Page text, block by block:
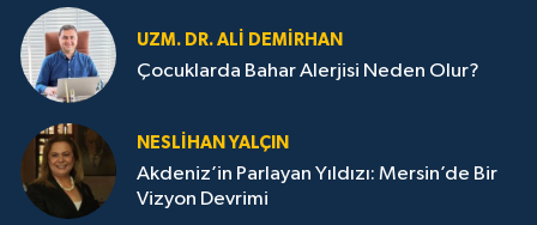
UZM. DR. ALI DEMİRHAN
Çocuklarda Bahar Alerjisi Neden Olur?
NESLIHAN YALÇIN
Akdeniz’in Parlayan Yıldızı: Mersin’de Bir
Vizyon Devrimi